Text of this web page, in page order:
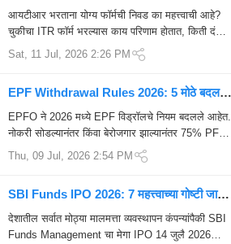
महत्त्वाच्या चुका टाळा, नाहीतर हजारोंचा मोठा फटका
बसू शकतो
आयटीआर भरताना योग्य फॉर्मची निवड का महत्त्वाची आहे?
चुकीचा ITR फॉर्म भरल्यास काय परिणाम होतात, किती दंड
लागू शकतो, 15 दिवसांत दुरुस्तीची प्रक्रिया काय आहे ...
Sat, 11 Jul, 2026 2:26 PM
EPF Withdrawal Rules 2026: 5 मोठे बदल,
75% PF त्वरित मिळणार; उर्वरित 25% साठी 12
महिने प्रतीक्षा
EPFO ने 2026 मध्ये EPF विड्रॉलचे नियम बदलले आहेत.
नोकरी सोडल्यानंतर किंवा बेरोजगार झाल्यानंतर 75% PF
लगेच काढता येईल, मात्र उर्वरित 25% रक्कम 12
Thu, 09 Jul, 2026 2:54 PM
SBI Funds IPO 2026: 7 महत्त्वाच्या गोष्टी जाणून
घ्या; देशातील सर्वात मोठ्या AMC चा दमदार मेगा
IPO
देशातील सर्वात मोठ्या मालमत्ता व्यवस्थापन कंपन्यांपैकी SBI
Funds Management चा मेगा IPO 14 जुलै 2026